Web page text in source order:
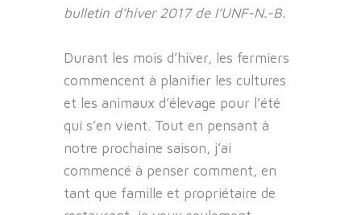
bulletin d’hiver 2017 de l’UNF-N.-B.
Durant les mois d’hiver, les fermiers
commencent à planifier les cultures
et les animaux d’élevage pour l’été
qui s’en vient. Tout en pensant à
notre prochaine saison, j’ai
commencé à penser comment, en
tant que famille et propriétaire de